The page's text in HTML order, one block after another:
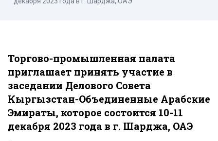
Торгово-промышленная палата
приглашает принять участие в
заседании Делового Совета
Кыргызстан-Объединенные Арабские
Эмираты, которое состоится 10-11
декабря 2023 года в г. Шарджа, ОАЭ